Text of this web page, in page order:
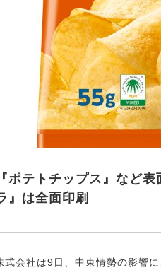
ポテトチップス』など
』は全面印刷
会社は9日、中東情勢の影響